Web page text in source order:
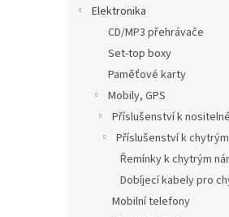
Elektronika
CD/MP3 přehrávače
Set-top boxy
Paměťové karty
Mobily, GPS
Příslušenství k
Příslušenství k
Řemínky k chytrým
Dobíjecí kabely pro
Mobilní telefony